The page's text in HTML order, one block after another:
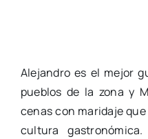
Alejandro es el mejor
pueblos de la zona y
cenas con maridaje
cultura